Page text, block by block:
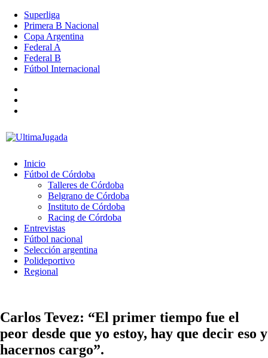
Superliga
Primera B Nacional
Copa Argentina
Federal A
Federal B
Fútbol Internacional
Inicio
Fútbol de Córdoba
Talleres de Córdoba
Belgrano de Córdoba
Instituto de Córdoba
Racing de Córdoba
Entrevistas
Fútbol nacional
Selección argentina
Polideportivo
Regional
Carlos Tevez: “El primer tiempo fue el
peor desde que yo estoy, hay que decir eso y
hacernos cargo”.